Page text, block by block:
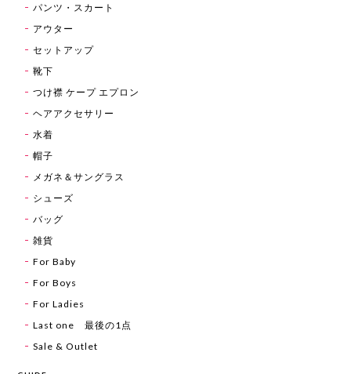
パンツ・スカート
アウター
セットアップ
靴下
つけ襟 ケープ エプロン
ヘアアクセサリー
水着
帽子
メガネ＆サングラス
シューズ
バッグ
雑貨
For Baby
For Boys
For Ladies
Last one 最後の1点
Sale & Outlet